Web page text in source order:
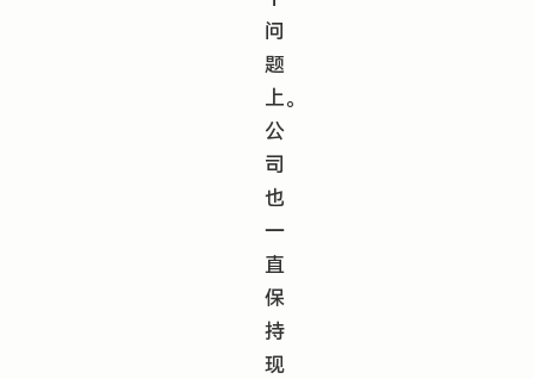
问
题
上。
公
司
也
一
直
保
持
现